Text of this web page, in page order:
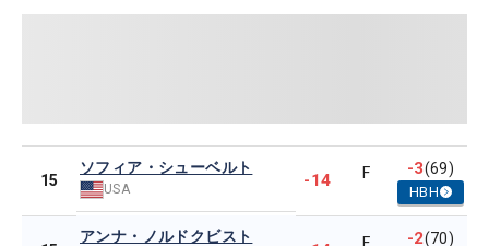
15
ソフィア・シューベルト
USA -14 F -3(69)
HBH
アンナ・ノルドクビスト -2(70)